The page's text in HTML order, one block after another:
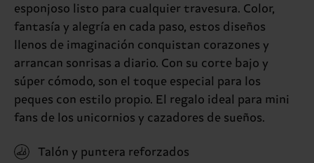
esponjoso listo para cualquier travesura. Color,
fantasía y alegría en cada paso, estos diseños
llenos de imaginación conquistan corazones y
arrancan sonrisas a diario. Con su corte bajo y
súper cómodo, son el toque especial para los
peques con estilo propio. El regalo ideal para mini
fans de los unicornios y cazadores de sueños.
Talón y puntera reforzados